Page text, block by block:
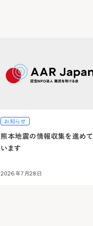
お知らせ
熊本地震の情報収集を進めて
います
2026年7月28日